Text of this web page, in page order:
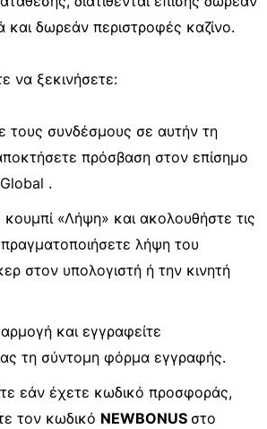
και δωρεάν περιστροφές καζίνο.
να ξεκινήσετε:
τους συνδέσμους σε αυτήν τη
πρόσβαση στον επίσημο
.
κουμπί «Λήψη» και ακολουθήστε τις
πραγματοποιήσετε λήψη του
στον υπολογιστή ή την κινητή
και εγγραφείτε
τη σύντομη φόρμα εγγραφής.
εάν έχετε κωδικό προσφοράς,
τον κωδικό NEWBONUS στο